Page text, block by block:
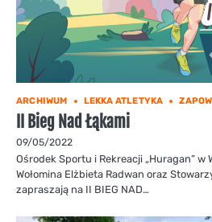
ARCHIWUM LEKKA ATLETYKA
II Bieg Nad Łąkami
09/05/2022
Ośrodek Sportu i Rekreacji „Huragan” w
Wołomina Elżbieta Radwan oraz
zapraszają na II BIEG NAD…